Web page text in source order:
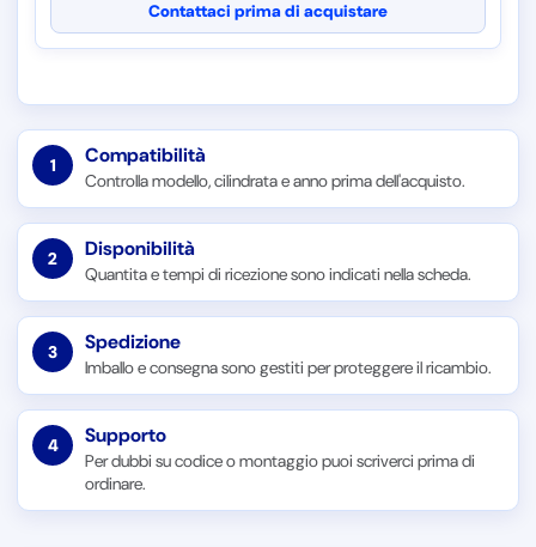
Contattaci prima di acquistare
1 Compatibilità
Controlla modello, cilindrata e anno prima dell'acquisto.
2 Disponibilità
Quantita e tempi di ricezione sono indicati nella scheda.
3 Spedizione
Imballo e consegna sono gestiti per proteggere il ricambio.
4 Supporto
Per dubbi su codice o montaggio puoi scriverci prima di
ordinare.